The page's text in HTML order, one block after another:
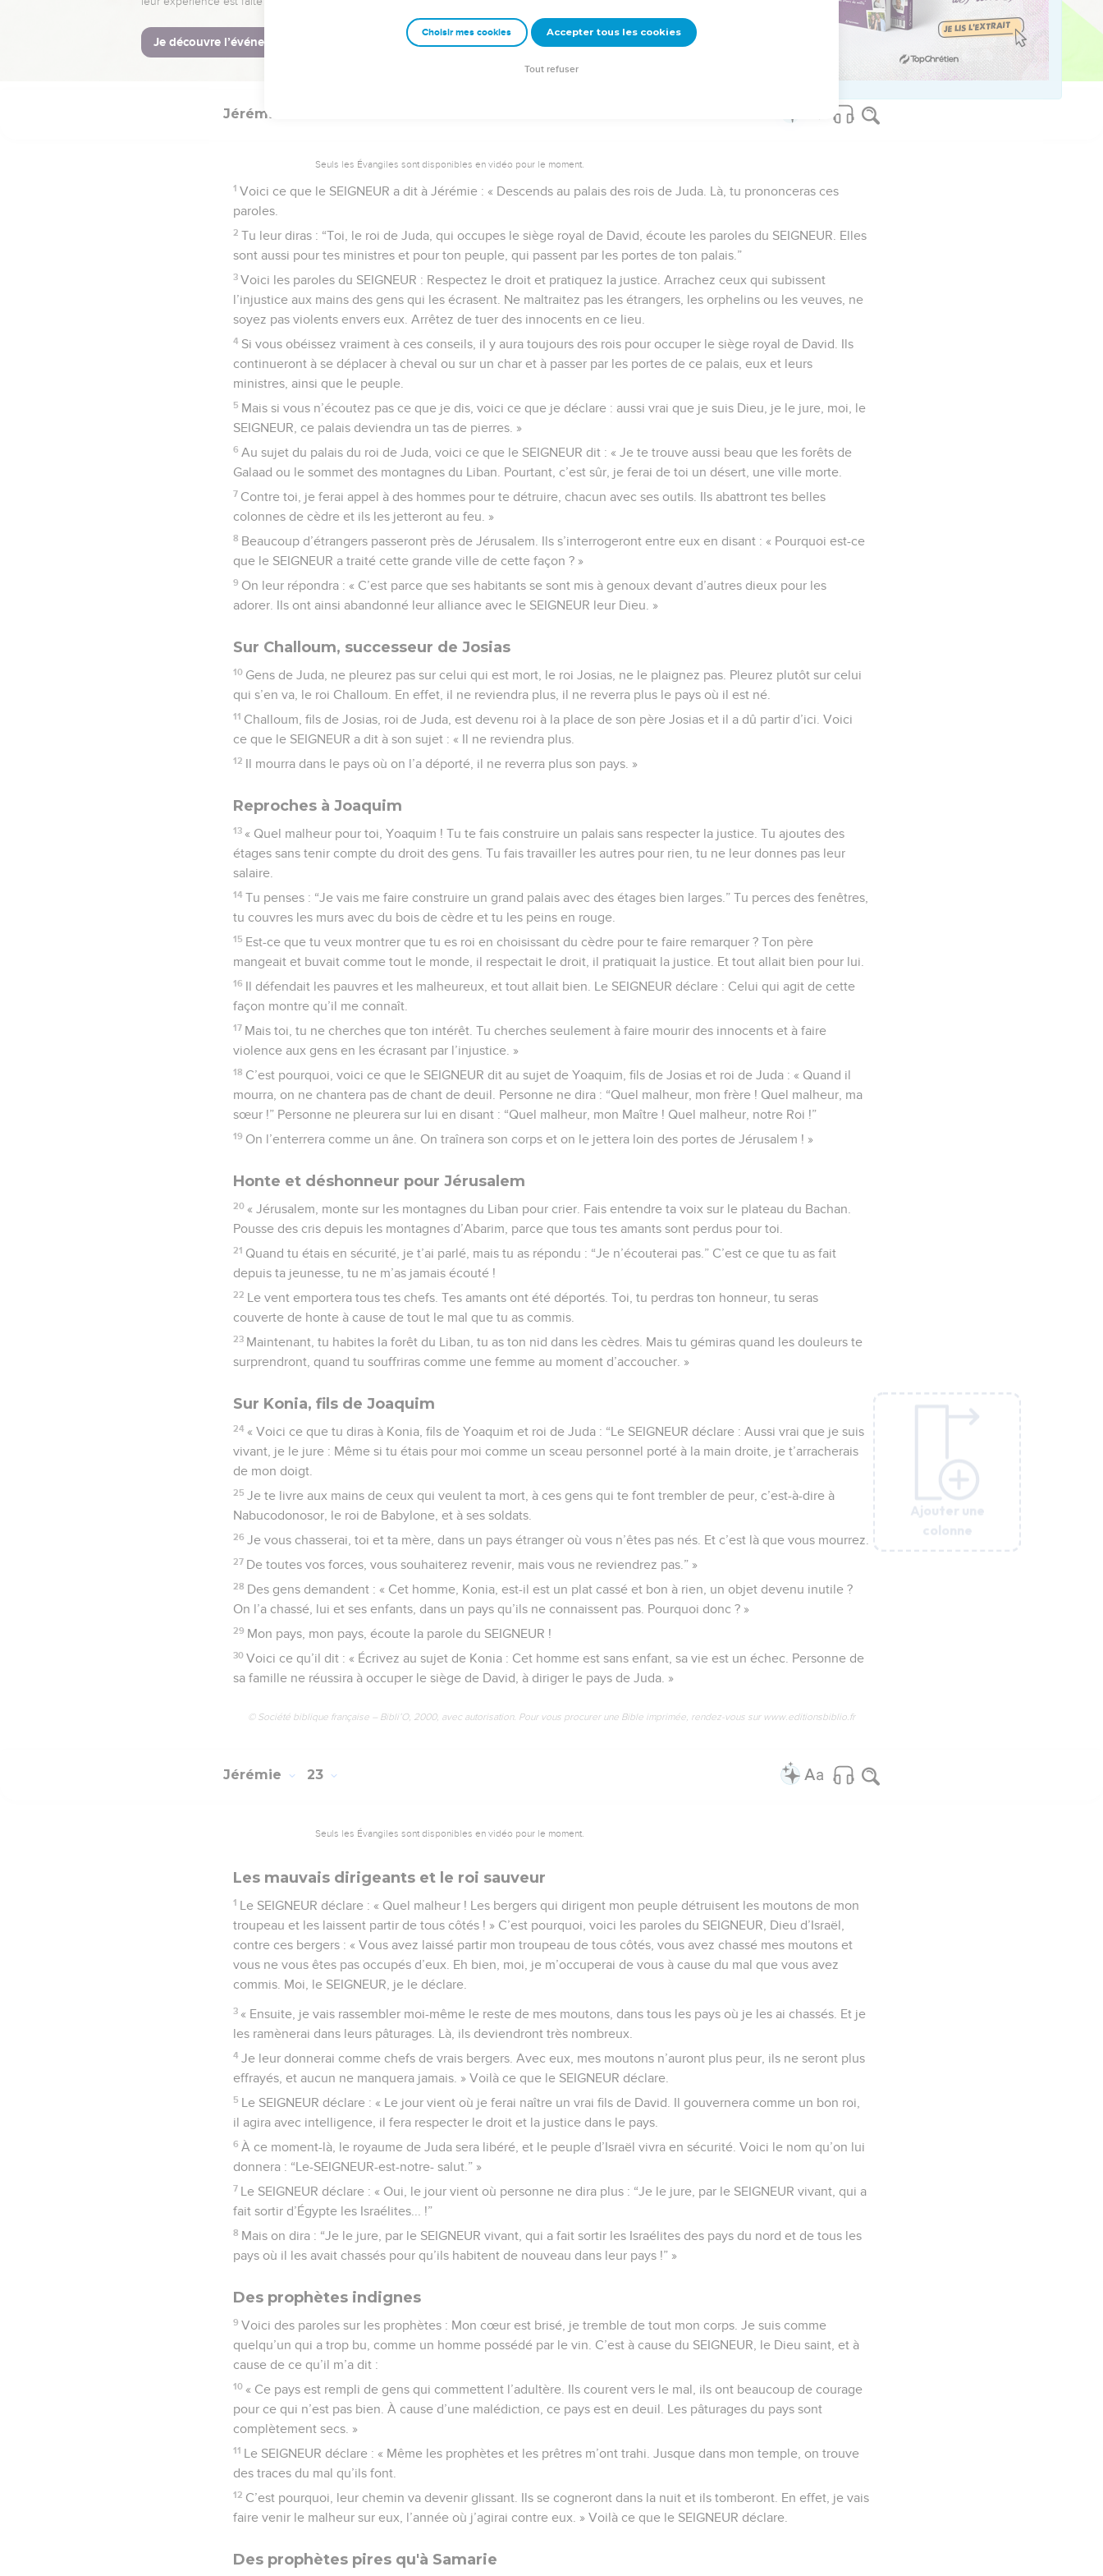
cèdre, et il dévorera tout ce qui l’entoure. »
© Société biblique française – Bibli’O, 2000, avec autorisation. Pour vous procurer une Bible imprimée, rendez-vous sur www.editionsbiblio.fr
Ajouter une
colonne
Jérémie
Seuls les Évangiles sont disponibles en vidéo pour le moment.
1 Voici ce que le SEIGNEUR a dit à Jérémie : « Descends au palais des rois de Juda. Là, tu prononceras ces
paroles.
2 Tu leur diras : “Toi, le roi de Juda, qui occupes le siège royal de David, écoute les paroles du SEIGNEUR. Elles
sont aussi pour tes ministres et pour ton peuple, qui passent par les portes de ton palais.”
3 Voici les paroles du SEIGNEUR : Respectez le droit et pratiquez la justice. Arrachez ceux qui subissent
l’injustice aux mains des gens qui les écrasent. Ne maltraitez pas les étrangers, les orphelins ou les veuves, ne
soyez pas violents envers eux. Arrêtez de tuer des innocents en ce lieu.
4 Si vous obéissez vraiment à ces conseils, il y aura toujours des rois pour occuper le siège royal de David. Ils
continueront à se déplacer à cheval ou sur un char et à passer par les portes de ce palais, eux et leurs
ministres, ainsi que le peuple.
5 Mais si vous n’écoutez pas ce que je dis, voici ce que je déclare : aussi vrai que je suis Dieu, je le jure, moi, le
SEIGNEUR, ce palais deviendra un tas de pierres. »
6 Au sujet du palais du roi de Juda, voici ce que le SEIGNEUR dit : « Je te trouve aussi beau que les forêts de
Galaad ou le sommet des montagnes du Liban. Pourtant, c’est sûr, je ferai de toi un désert, une ville morte.
7 Contre toi, je ferai appel à des hommes pour te détruire, chacun avec ses outils. Ils abattront tes belles
colonnes de cèdre et ils les jetteront au feu. »
8 Beaucoup d’étrangers passeront près de Jérusalem. Ils s’interrogeront entre eux en disant : « Pourquoi est-ce
que le SEIGNEUR a traité cette grande ville de cette façon ? »
9 On leur répondra : « C’est parce que ses habitants se sont mis à genoux devant d’autres dieux pour les
adorer. Ils ont ainsi abandonné leur alliance avec le SEIGNEUR leur Dieu. »
Sur Challoum, successeur de Josias
10 Gens de Juda, ne pleurez pas sur celui qui est mort, le roi Josias, ne le plaignez pas. Pleurez plutôt sur celui
qui s’en va, le roi Challoum. En effet, il ne reviendra plus, il ne reverra plus le pays où il est né.
11 Challoum, fils de Josias, roi de Juda, est devenu roi à la place de son père Josias et il a dû partir d’ici. Voici
ce que le SEIGNEUR a dit à son sujet : « Il ne reviendra plus.
12 Il mourra dans le pays où on l’a déporté, il ne reverra plus son pays. »
Reproches à Joaquim
13 « Quel malheur pour toi, Yoaquim ! Tu te fais construire un palais sans respecter la justice. Tu ajoutes des
étages sans tenir compte du droit des gens. Tu fais travailler les autres pour rien, tu ne leur donnes pas leur
salaire.
14 Tu penses : “Je vais me faire construire un grand palais avec des étages bien larges.” Tu perces des fenêtres,
tu couvres les murs avec du bois de cèdre et tu les peins en rouge.
15 Est-ce que tu veux montrer que tu es roi en choisissant du cèdre pour te faire remarquer ? Ton père
mangeait et buvait comme tout le monde, il respectait le droit, il pratiquait la justice. Et tout allait bien pour lui.
16 Il défendait les pauvres et les malheureux, et tout allait bien. Le SEIGNEUR déclare : Celui qui agit de cette
façon montre qu’il me connaît.
17 Mais toi, tu ne cherches que ton intérêt. Tu cherches seulement à faire mourir des innocents et à faire
violence aux gens en les écrasant par l’injustice. »
18 C’est pourquoi, voici ce que le SEIGNEUR dit au sujet de Yoaquim, fils de Josias et roi de Juda : « Quand il
mourra, on ne chantera pas de chant de deuil. Personne ne dira : “Quel malheur, mon frère ! Quel malheur, ma
sœur !” Personne ne pleurera sur lui en disant : “Quel malheur, mon Maître ! Quel malheur, notre Roi !”
19 On l’enterrera comme un âne. On traînera son corps et on le jettera loin des portes de Jérusalem ! »
Honte et déshonneur pour Jérusalem
20 « Jérusalem, monte sur les montagnes du Liban pour crier. Fais entendre ta voix sur le plateau du Bachan.
Pousse des cris depuis les montagnes d’Abarim, parce que tous tes amants sont perdus pour toi.
21 Quand tu étais en sécurité, je t’ai parlé, mais tu as répondu : “Je n’écouterai pas.” C’est ce que tu as fait
depuis ta jeunesse, tu ne m’as jamais écouté !
22 Le vent emportera tous tes chefs. Tes amants ont été déportés. Toi, tu perdras ton honneur, tu seras
couverte de honte à cause de tout le mal que tu as commis.
23 Maintenant, tu habites la forêt du Liban, tu as ton nid dans les cèdres. Mais tu gémiras quand les douleurs te
surprendront, quand tu souffriras comme une femme au moment d’accoucher. »
Sur Konia, fils de Joaquim
24 « Voici ce que tu diras à Konia, fils de Yoaquim et roi de Juda : “Le SEIGNEUR déclare : Aussi vrai que je suis
vivant, je le jure : Même si tu étais pour moi comme un sceau personnel porté à la main droite, je t’arracherais
de mon doigt.
25 Je te livre aux mains de ceux qui veulent ta mort, à ces gens qui te font trembler de peur, c’est-à-dire à
Nabucodonosor, le roi de Babylone, et à ses soldats.
26 Je vous chasserai, toi et ta mère, dans un pays étranger où vous n’êtes pas nés. Et c’est là que vous mourrez.
27 De toutes vos forces, vous souhaiterez revenir, mais vous ne reviendrez pas.” »
28 Des gens demandent : « Cet homme, Konia, est-il est un plat cassé et bon à rien, un objet devenu inutile ?
On l’a chassé, lui et ses enfants, dans un pays qu’ils ne connaissent pas. Pourquoi donc ? »
29 Mon pays, mon pays, écoute la parole du SEIGNEUR !
30 Voici ce qu’il dit : « Écrivez au sujet de Konia : Cet homme est sans enfant, sa vie est un échec. Personne de
sa famille ne réussira à occuper le siège de David, à diriger le pays de Juda. »
© Société biblique française – Bibli’O, 2000, avec autorisation. Pour vous procurer une Bible imprimée, rendez-vous sur www.editionsbiblio.fr
Ajouter une
colonne
Jérémie 23
Seuls les Évangiles sont disponibles en vidéo pour le moment.
Les mauvais dirigeants et le roi sauveur
1 Le SEIGNEUR déclare : « Quel malheur ! Les bergers qui dirigent mon peuple détruisent les moutons de mon
troupeau et les laissent partir de tous côtés ! » C’est pourquoi, voici les paroles du SEIGNEUR, Dieu d’Israël,
contre ces bergers : « Vous avez laissé partir mon troupeau de tous côtés, vous avez chassé mes moutons et
vous ne vous êtes pas occupés d’eux. Eh bien, moi, je m’occuperai de vous à cause du mal que vous avez
commis. Moi, le SEIGNEUR, je le déclare.
3 « Ensuite, je vais rassembler moi-même le reste de mes moutons, dans tous les pays où je les ai chassés. Et je
les ramènerai dans leurs pâturages. Là, ils deviendront très nombreux.
4 Je leur donnerai comme chefs de vrais bergers. Avec eux, mes moutons n’auront plus peur, ils ne seront plus
effrayés, et aucun ne manquera jamais. » Voilà ce que le SEIGNEUR déclare.
5 Le SEIGNEUR déclare : « Le jour vient où je ferai naître un vrai fils de David. Il gouvernera comme un bon roi,
il agira avec intelligence, il fera respecter le droit et la justice dans le pays.
6 À ce moment-là, le royaume de Juda sera libéré, et le peuple d’Israël vivra en sécurité. Voici le nom qu’on lui
donnera : “Le-SEIGNEUR-est-notre- salut.” »
7 Le SEIGNEUR déclare : « Oui, le jour vient où personne ne dira plus : “Je le jure, par le SEIGNEUR vivant, qui a
fait sortir d’Égypte les Israélites... !”
8 Mais on dira : “Je le jure, par le SEIGNEUR vivant, qui a fait sortir les Israélites des pays du nord et de tous les
pays où il les avait chassés pour qu’ils habitent de nouveau dans leur pays !” »
Des prophètes indignes
9 Voici des paroles sur les prophètes : Mon cœur est brisé, je tremble de tout mon corps. Je suis comme
quelqu’un qui a trop bu, comme un homme possédé par le vin. C’est à cause du SEIGNEUR, le Dieu saint, et à
cause de ce qu’il m’a dit :
10 « Ce pays est rempli de gens qui commettent l’adultère. Ils courent vers le mal, ils ont beaucoup de courage
pour ce qui n’est pas bien. À cause d’une malédiction, ce pays est en deuil. Les pâturages du pays sont
complètement secs. »
11 Le SEIGNEUR déclare : « Même les prophètes et les prêtres m’ont trahi. Jusque dans mon temple, on trouve
des traces du mal qu’ils font.
12 C’est pourquoi, leur chemin va devenir glissant. Ils se cogneront dans la nuit et ils tomberont. En effet, je vais
faire venir le malheur sur eux, l’année où j’agirai contre eux. » Voilà ce que le SEIGNEUR déclare.
Des prophètes pires qu'à Samarie
Ajouter une
colonne
Ajouter une
colonne
Ajouter une
colonne
Choisir mes cookies Accepter tous les cookies
Tout refuser